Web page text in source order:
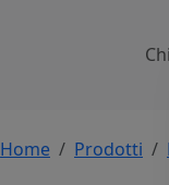
Home Prodotti